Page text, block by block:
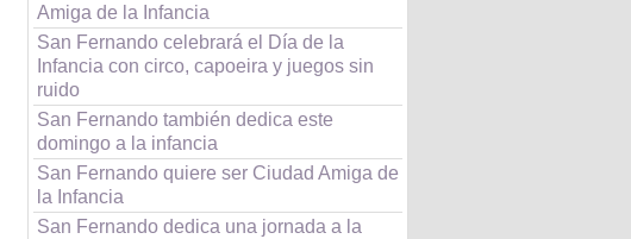
Amiga de la Infancia
San Fernando celebrará el Día de la
Infancia con circo, capoeira y juegos sin
ruido
San Fernando también dedica este
domingo a la infancia
San Fernando quiere ser Ciudad Amiga de
la Infancia
San Fernando dedica una jornada a la